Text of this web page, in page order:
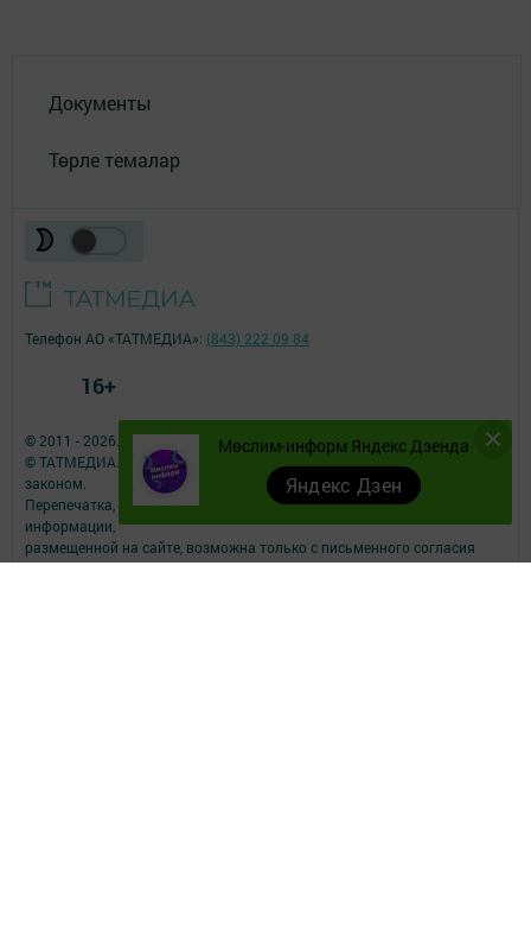
Документы
Төрле темалар
Мөслим-информ Яндекс Дзенда
Яндекс Дзен
© 2011 - 2026. Мослим (Муслюмово). Все права защищены.
© ТАТМЕДИА. Все материалы, размещенные на сайте, защищены
законом.
Перепечатка, воспроизведение и распространение в любом объеме
информации,
размещенной на сайте, возможна только с письменного согласия
редакций СМИ.
Телефон АО «ТАТМЕДИА»: (843) 222 09 84
16+